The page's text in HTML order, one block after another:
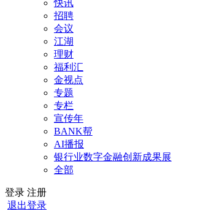
快讯
招聘
会议
江湖
理财
福利汇
金视点
专题
专栏
宣传年
BANK帮
AI播报
银行业数字金融创新成果展
全部
登录 注册
退出登录